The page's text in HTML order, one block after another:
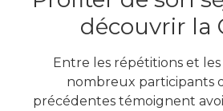
découvrir la
Entre les répétitions et
nombreux participants
précédentes témoignent